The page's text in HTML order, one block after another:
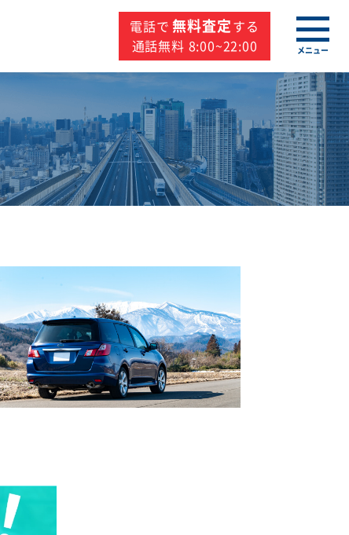
電話で 無料査定する
通話無料 8:00~22:00
メニュー